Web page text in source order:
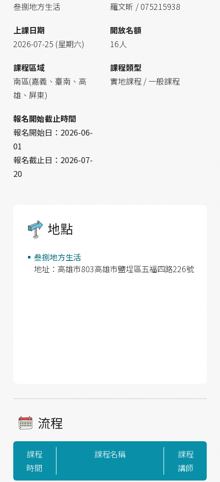
叁捌地方生活
羅文昕 / 075215938
上課日期
2026-07-25 (星期六)
開放名額
16人
課程區域
南區(嘉義、臺南、高
雄、屏東)
課程類型
實地課程 / 一般課程
報名開始截止時間
報名開始日： 2026-06-
01
報名截止日： 2026-07-
20
地點
叁捌地方生活
地址：高雄市803高雄市鹽埕區五福四路226號
流程
課程
時間
課程名稱
課程
講師